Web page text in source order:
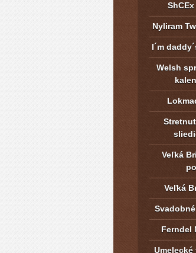
ShCEx
Nyliram
I´m
Welsh
Veľká
Veľká
Ferndel